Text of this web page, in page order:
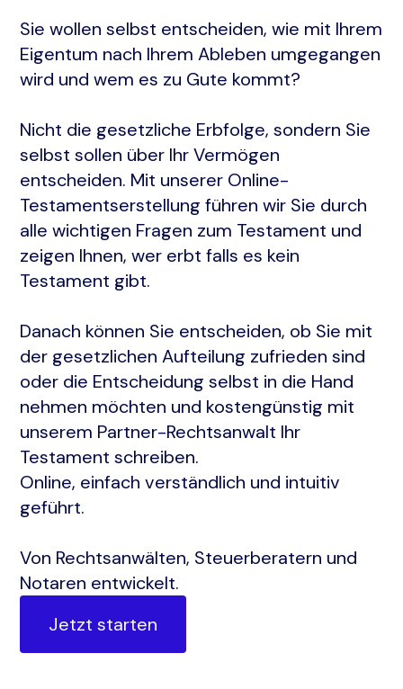
Sie wollen selbst entscheiden, wie mit Ihrem
Eigentum nach Ihrem Ableben umgegangen
wird und wem es zu Gute kommt?
Nicht die gesetzliche Erbfolge, sondern Sie
selbst sollen über Ihr Vermögen
entscheiden. Mit unserer Online-
Testamentserstellung führen wir Sie durch
alle wichtigen Fragen zum Testament und
zeigen Ihnen, wer erbt falls es kein
Testament gibt.
Danach können Sie entscheiden, ob Sie mit
der gesetzlichen Aufteilung zufrieden sind
oder die Entscheidung selbst in die Hand
nehmen möchten und kostengünstig mit
unserem Partner-Rechtsanwalt Ihr
Testament schreiben.
Online, einfach verständlich und intuitiv
geführt.
Von Rechtsanwälten, Steuerberatern und
Notaren entwickelt.
Jetzt starten